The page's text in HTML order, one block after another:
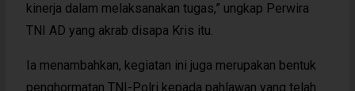
kinerja dalam melaksanakan tugas,” ungkap Perwira
TNI AD yang akrab disapa Kris itu.
Ia menambahkan, kegiatan ini juga merupakan bentuk
penghormatan TNI-Polri kepada pahlawan yang telah